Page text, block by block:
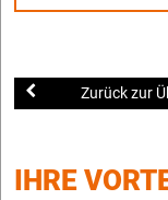
Zurück zur
IHRE